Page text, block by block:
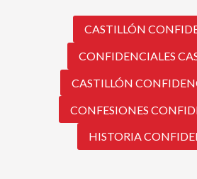
CASTILLÓN
CONFIDENCIALES
CASTILLÓN
CONFESIONES
HISTORIA